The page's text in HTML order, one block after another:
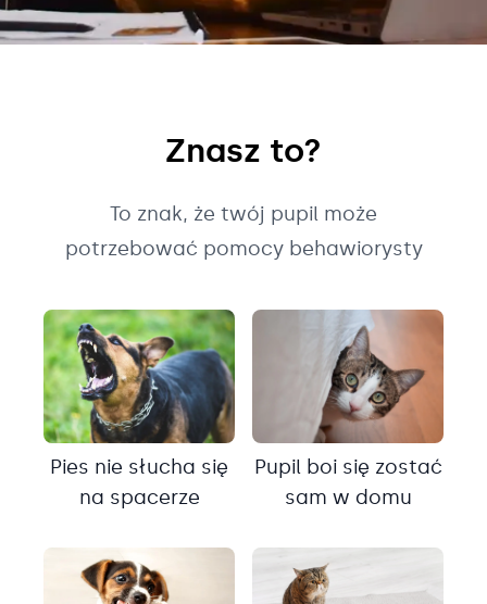
Znasz to?
To znak, że twój pupil może
potrzebować pomocy behawiorysty
Pies nie słucha się
na spacerze
Pupil boi się zostać
sam w domu